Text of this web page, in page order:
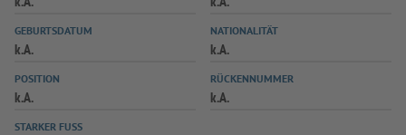
SPIELPLUS
GEBURTSDATUM
k.A.
NATIONALITÄT
k.A.
POSITION
k.A.
RÜCKENNUMMER
k.A.
STARKER FUSS